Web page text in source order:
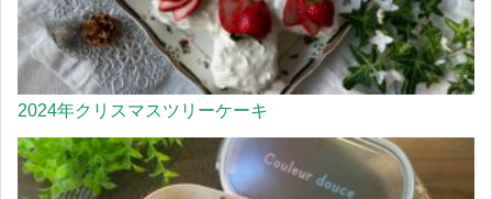
2024年クリスマスツリーケーキ